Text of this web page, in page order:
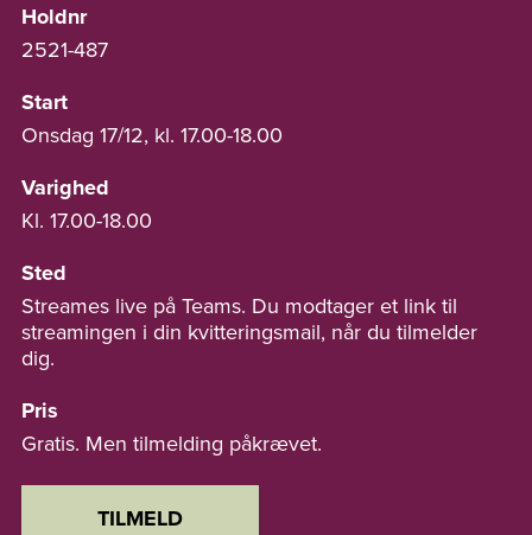
Holdnr
2521-487
Start
Onsdag 17/12, kl. 17.00-18.00
Varighed
Kl. 17.00-18.00
Sted
Streames live på Teams. Du modtager et link til
streamingen i din kvitteringsmail, når du tilmelder
dig.
Pris
Gratis. Men tilmelding påkrævet.
TILMELD